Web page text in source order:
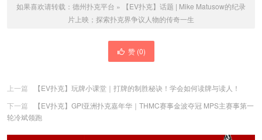
如果喜欢请转载： 德州扑克平台 »
【EV扑克】话题 | Mike Matusow的纪录
片上映；探索扑克界争议人物的传奇一生
赞 (0)
上一篇
【EV扑克】玩牌小课堂｜打牌的制胜秘诀！学会如何读牌与读人！
下一篇
【EV扑克】GPI亚洲扑克嘉年华｜THMC赛事金波夺冠 MPS主赛事第一
轮冷斌领跑